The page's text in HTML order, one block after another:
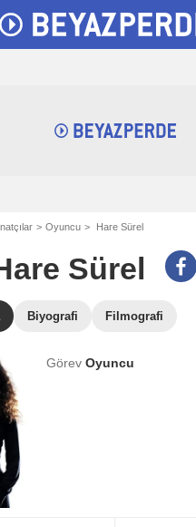
Oyuncu Hare Sürel
Sürel
Biyografi Filmografi
GörevOyuncu